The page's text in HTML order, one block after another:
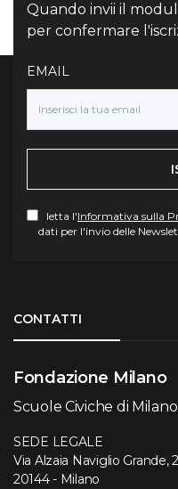
Quando invii il
per confermare
EMAIL
letta l'Informativa sulla
dati per l'invio delle
CONTATTI
Fondazione Milano
Scuole Civiche di
SEDE LEGALE
Via Alzaia Naviglio Grande,
20144 - Milano